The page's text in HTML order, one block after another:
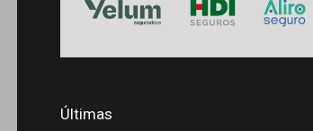
Últimas